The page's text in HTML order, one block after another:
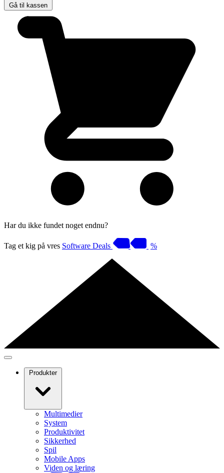
Gå til kassen
Har du ikke fundet noget endnu?
Tag et kig på vres Software Deals %
Produkter
Multimedier
System
Produktivitet
Sikkerhed
Spil
Mobile Apps
Viden og læring